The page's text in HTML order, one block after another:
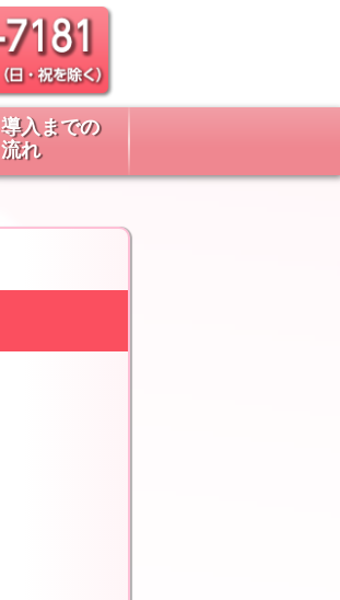
導入までの
流れ